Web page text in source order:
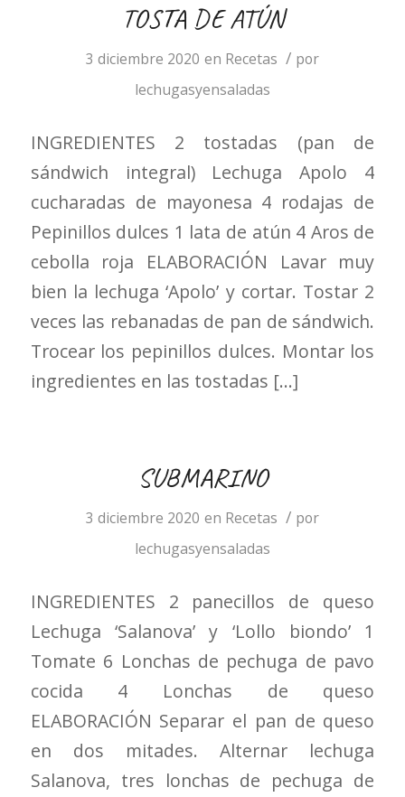
TOSTA DE ATÚN
3 diciembre 2020 en Recetas / por
lechugasyensaladas
INGREDIENTES 2 tostadas (pan de
sándwich integral) Lechuga Apolo 4
cucharadas de mayonesa 4 rodajas de
Pepinillos dulces 1 lata de atún 4 Aros de
cebolla roja ELABORACIÓN Lavar muy
bien la lechuga ‘Apolo’ y cortar. Tostar 2
veces las rebanadas de pan de sándwich.
Trocear los pepinillos dulces. Montar los
ingredientes en las tostadas […]
SUBMARINO
3 diciembre 2020 en Recetas / por
lechugasyensaladas
INGREDIENTES 2 panecillos de queso
Lechuga ‘Salanova’ y ‘Lollo biondo’ 1
Tomate 6 Lonchas de pechuga de pavo
cocida 4 Lonchas de queso
ELABORACIÓN Separar el pan de queso
en dos mitades. Alternar lechuga
Salanova, tres lonchas de pechuga de